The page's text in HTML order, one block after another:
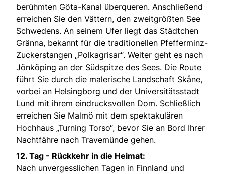
berühmten Göta-Kanal überqueren. Anschließend
erreichen Sie den Vättern, den zweitgrößten See
Schwedens. An seinem Ufer liegt das Städtchen
Gränna, bekannt für die traditionellen Pfefferminz-
Zuckerstangen „Polkagrisar“. Weiter geht es nach
Jönköping an der Südspitze des Sees. Die Route
führt Sie durch die malerische Landschaft Skåne,
vorbei an Helsingborg und der Universitätsstadt
Lund mit ihrem eindrucksvollen Dom. Schließlich
erreichen Sie Malmö mit dem spektakulären
Hochhaus „Turning Torso“, bevor Sie an Bord Ihrer
Nachtfähre nach Travemünde gehen.
12. Tag - Rückkehr in die Heimat:
Nach unvergesslichen Tagen in Finnland und